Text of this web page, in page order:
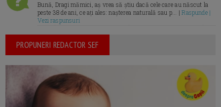
Bună, Dragi mămici, aș vrea să știu dacă cele care au născut la
peste 38 de ani, ce ați ales: nașterea naturală sau p... |Raspunde |
Vezi raspunsuri
PROPUNERI REDACTOR SEF